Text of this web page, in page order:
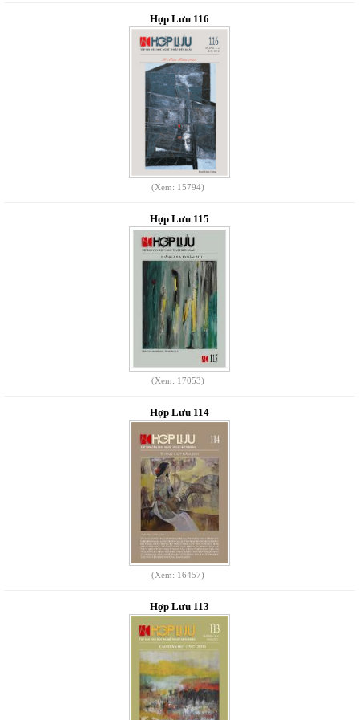
Hợp Lưu 116
(Xem: 15794)
Hợp Lưu 115
(Xem: 17053)
Hợp Lưu 114
(Xem: 16457)
Hợp Lưu 113